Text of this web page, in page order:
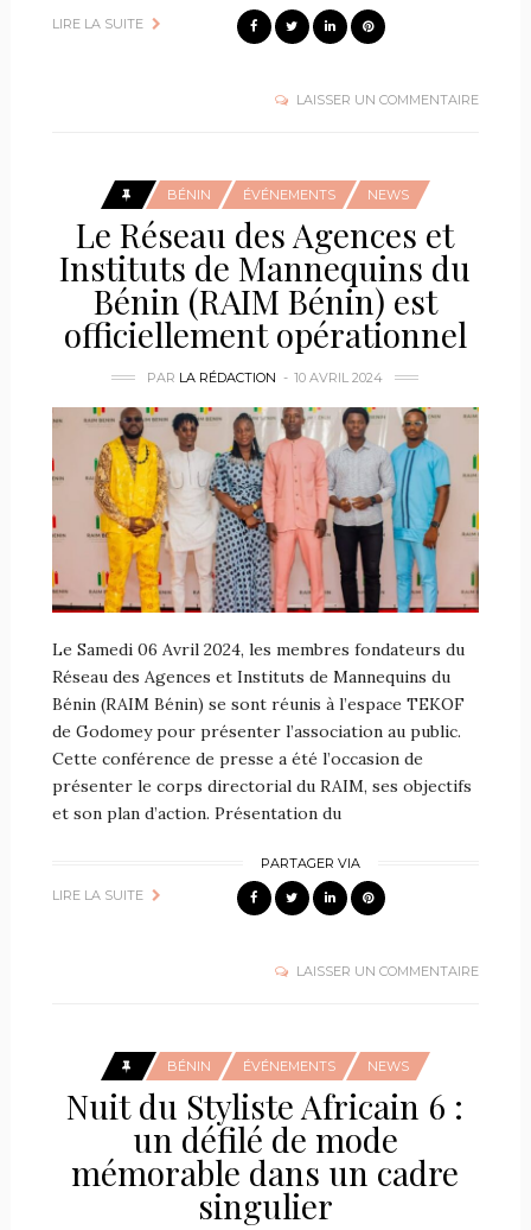
LIRE LA SUITE
LAISSER UN COMMENTAIRE
BÉNIN ÉVÉNEMENTS NEWS
Le Réseau des Agences et
Instituts de Mannequins du
Bénin (RAIM Bénin) est
officiellement opérationnel
PAR LA RÉDACTION 10 AVRIL 2024
Le Samedi 06 Avril 2024, les membres fondateurs du
Réseau des Agences et Instituts de Mannequins du
Bénin (RAIM Bénin) se sont réunis à l’espace TEKOF
de Godomey pour présenter l’association au public.
Cette conférence de presse a été l’occasion de
présenter le corps directorial du RAIM, ses objectifs
et son plan d’action. Présentation du
LIRE LA SUITE
PARTAGER VIA
LAISSER UN COMMENTAIRE
BÉNIN ÉVÉNEMENTS NEWS
Nuit du Styliste Africain 6 :
un défilé de mode
mémorable dans un cadre
singulier